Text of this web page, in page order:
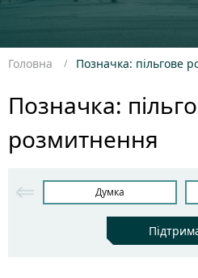
Головна Позначка: пільгове
Позначка:
розмитнення
Думка